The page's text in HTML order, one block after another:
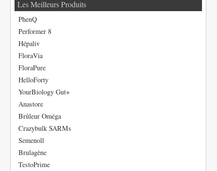
Les Meilleurs Produits
PhenQ
Performer 8
Hépaliv
FloraVia
FloraPure
HelloForty
YourBiology Gut+
Anastore
Brûleur Oméga
Crazybulk SARMs
Semenoll
Brulagène
TestoPrime